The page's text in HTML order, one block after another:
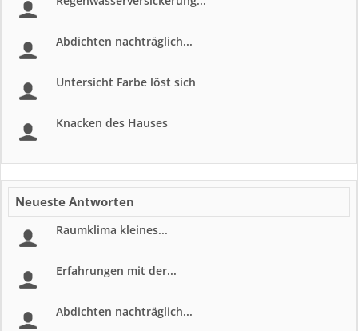
Abdichten nachträglich...
Untersicht Farbe löst sich
Knacken des Hauses
Neueste Antworten
Raumklima kleines...
Erfahrungen mit der...
Abdichten nachträglich...